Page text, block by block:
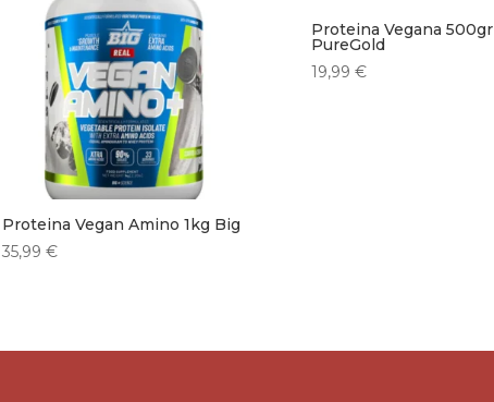
Proteina Vegan Amino 1kg Big
35,99 €
Proteina Vegana 500gr
PureGold
19,99 €